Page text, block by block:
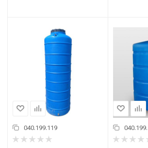
040.199.119